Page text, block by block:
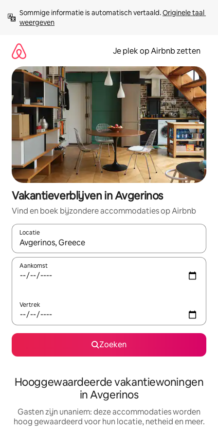
direct
naar
Sommige informatie is automatisch vertaald. Originele taal
weergeven
Je plek op Airbnb zetten
Vakantieverblijven in Avgerinos
Vind en boek bijzondere accommodaties op Airbnb
Locatie
Wanneer er resultaten beschikbaar zijn, maak je een keuze
Aankomst
Vertrek
Zoeken
Hooggewaardeerde vakantiewoningen
in Avgerinos
Gasten zijn unaniem: deze accommodaties worden
hoog gewaardeerd voor hun locatie, netheid en meer.